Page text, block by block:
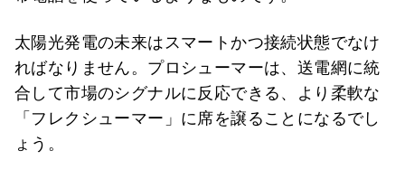
太陽光発電の未来はスマートかつ接続状態でなけ
ればなりません。プロシューマーは、送電網に統
合して市場のシグナルに反応できる、より柔軟な
「フレクシューマー」に席を譲ることになるでし
ょう。